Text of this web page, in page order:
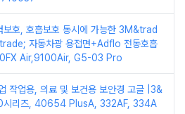
보호, 호흡보호 동시에 가능한 3M&trad
자동차광 용접면+Adflo 전동호흡
Air,9100Air, G5-03 Pro
작업용, 의료 및 보건용 보안경 고글 |3&
리즈, 40654 PlusA, 332AF, 334A